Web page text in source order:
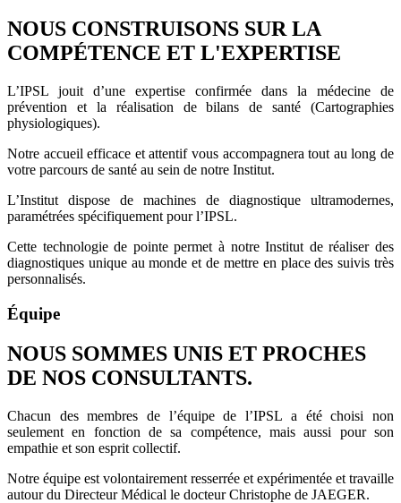
NOUS CONSTRUISONS SUR LA
COMPÉTENCE ET L'EXPERTISE
L’IPSL jouit d’une expertise confirmée dans la médecine de
prévention et la réalisation de bilans de santé (Cartographies
physiologiques).
Notre accueil efficace et attentif vous accompagnera tout au long de
votre parcours de santé au sein de notre Institut.
L’Institut dispose de machines de diagnostique ultramodernes,
paramétrées spécifiquement pour l’IPSL.
Cette technologie de pointe permet à notre Institut de réaliser des
diagnostiques unique au monde et de mettre en place des suivis très
personnalisés.
Équipe
NOUS SOMMES UNIS ET PROCHES
DE NOS CONSULTANTS.
Chacun des membres de l’équipe de l’IPSL a été choisi non
seulement en fonction de sa compétence, mais aussi pour son
empathie et son esprit collectif.
Notre équipe est volontairement resserrée et expérimentée et travaille
autour du Directeur Médical le docteur Christophe de JAEGER.